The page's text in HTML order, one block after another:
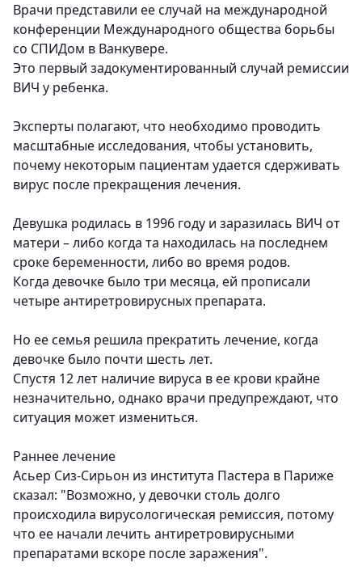
Врачи представили ее случай на международной
конференции Международного общества борьбы
со СПИДом в Ванкувере.
Это первый задокументированный случай ремиссии
ВИЧ у ребенка.
Эксперты полагают, что необходимо проводить
масштабные исследования, чтобы установить,
почему некоторым пациентам удается сдерживать
вирус после прекращения лечения.
Девушка родилась в 1996 году и заразилась ВИЧ от
матери – либо когда та находилась на последнем
сроке беременности, либо во время родов.
Когда девочке было три месяца, ей прописали
четыре антиретровирусных препарата.
Но ее семья решила прекратить лечение, когда
девочке было почти шесть лет.
Спустя 12 лет наличие вируса в ее крови крайне
незначительно, однако врачи предупреждают, что
ситуация может измениться.
Раннее лечение
Асьер Сиз-Сирьон из института Пастера в Париже
сказал: "Возможно, у девочки столь долго
происходила вирусологическая ремиссия, потому
что ее начали лечить антиретровирусными
препаратами вскоре после заражения".